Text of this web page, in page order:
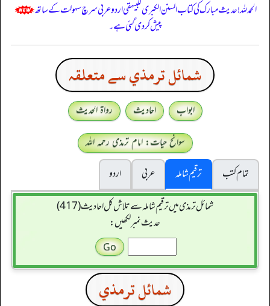
الحمدللہ! حدیث مبارک کی کتاب السنن الكبرى للبيهقي اردو عربی سرچ سہولت کے ساتھ
پیش کر دی گئی ہے۔
شمائل ترمذي سے متعلقہ
ابواب احادیث
رواۃ الحدیث
سوانح حیات: امام ترمذی رحمہ اللہ
تمام کتب
ترقیم شاملہ عربی
اردو
شمائل ترمذی میں ترقیم شاملہ سے تلاش کل احادیث (417)
حدیث نمبر لکھیں:
شمائل ترمذي